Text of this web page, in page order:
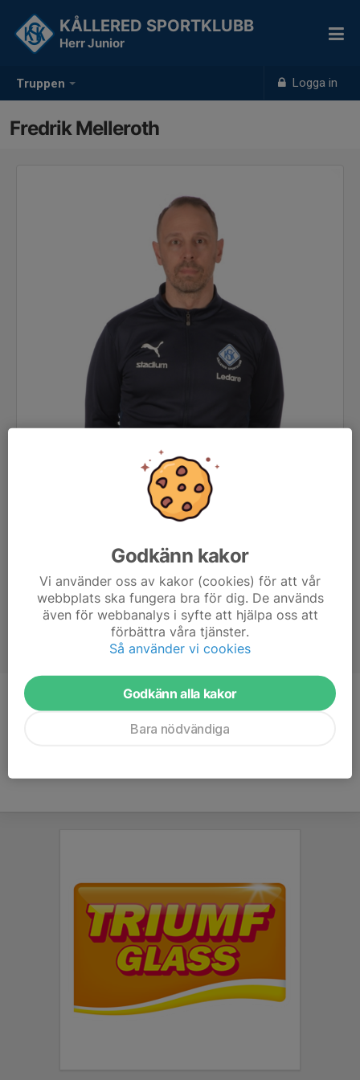
Truppen Logga in
KÅLLERED SPORTKLUBB
Herr Junior
Fredrik Melleroth
Titel
Godkänn kakor
Vi använder oss av kakor (cookies) för att vår
webbplats ska fungera bra för dig. De används
även för webbanalys i syfte att hjälpa oss att
förbättra våra tjänster.
Så använder vi cookies
Godkänn alla kakor
Bara nödvändiga